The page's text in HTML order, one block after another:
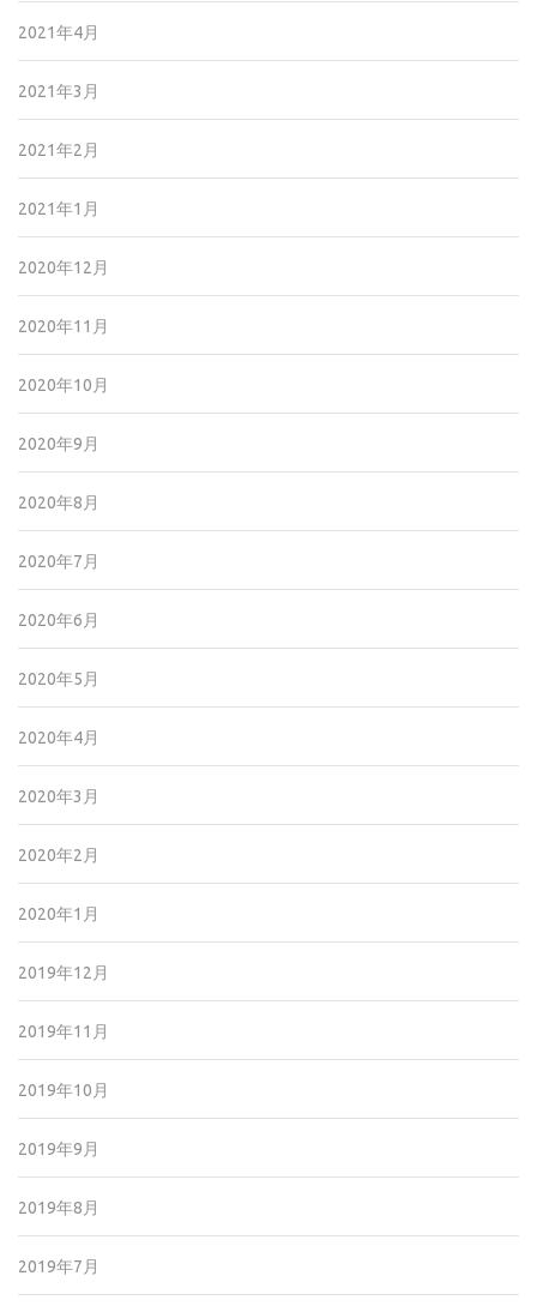
2021年4月
2021年3月
2021年2月
2021年1月
2020年12月
2020年11月
2020年10月
2020年9月
2020年8月
2020年7月
2020年6月
2020年5月
2020年4月
2020年3月
2020年2月
2020年1月
2019年12月
2019年11月
2019年10月
2019年9月
2019年8月
2019年7月